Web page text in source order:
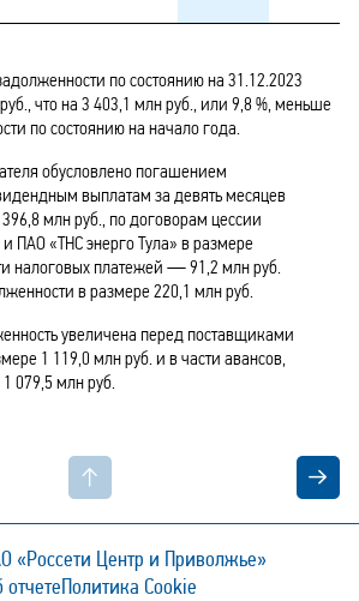
по состоянию на 31.12.2023
что на 3 403,1 млн руб., или 9,8 %, меньше
по состоянию на начало года.
обусловлено погашением
выплатам за девять месяцев
млн руб., по договорам цессии
ПАО «ТНС энерго Тула» в размере
налоговых платежей — 91,2 млн руб.
в размере 220,1 млн руб.
увеличена перед поставщиками
1 119,0 млн руб. и в части авансов,
079,5 млн руб.
«Россети Центр и Приволжье»
отчетеПолитика Cookie